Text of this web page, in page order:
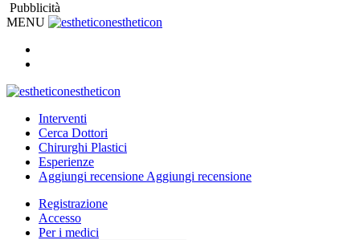
Pubblicità
MENU
estheticon
estheticon
Interventi
Cerca Dottori
Chirurghi Plastici
Esperienze
Aggiungi recensione Aggiungi recensione
Registrazione
Accesso
Per i medici